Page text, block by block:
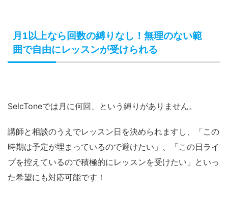
月1以上なら回数の縛りなし！無理のない範
囲で自由にレッスンが受けられる
SelcToneでは月に何回、という縛りがありません。
講師と相談のうえでレッスン日を決められますし、「この
時期は予定が埋まっているので避けたい」、「この日ライ
ブを控えているので積極的にレッスンを受けたい」といっ
た希望にも対応可能です！